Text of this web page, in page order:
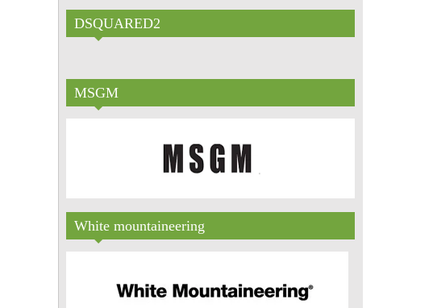
DSQUARED2
MSGM
White mountaineering